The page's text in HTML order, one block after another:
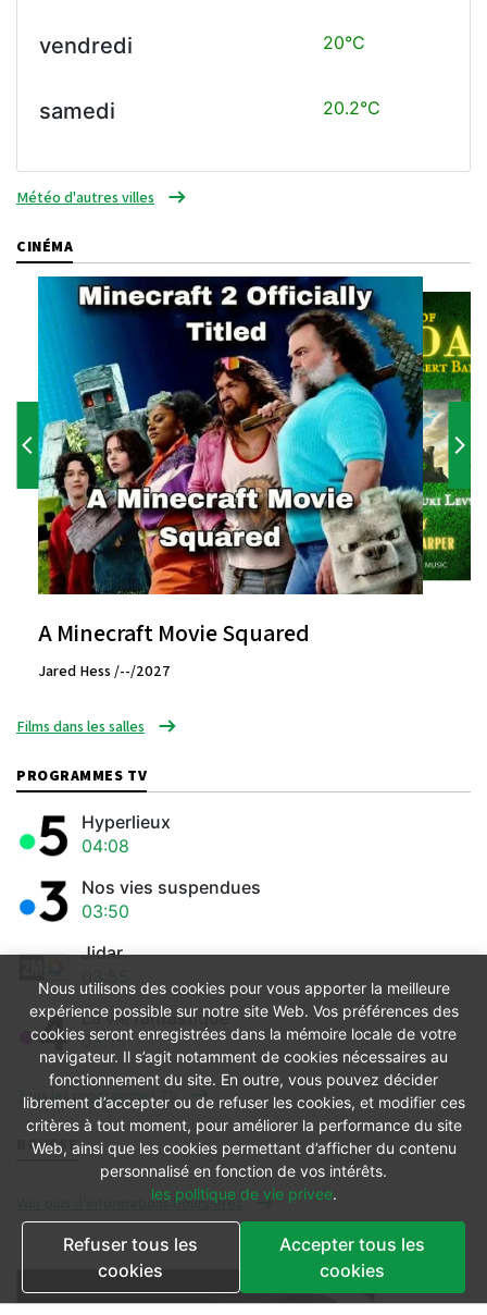
vendredi 20°C
samedi 20.2°C
Météo d'autres villes
CINÉMA
A Minecraft Movie Squared
Jared Hess /--/2027
Films dans les salles
PROGRAMMES TV
Hyperlieux
04:08
Nos vies suspendues
03:50
Jidar
03:55
La vie fantastique
03:15
Tous les programmes TV
BOURSE
Voir plus d’informations boursières
Nous utilisons des cookies pour vous apporter la meilleure
expérience possible sur notre site Web. Vos préférences des
cookies seront enregistrées dans la mémoire locale de votre
navigateur. Il s’agit notamment de cookies nécessaires au
fonctionnement du site. En outre, vous pouvez décider
librement d’accepter ou de refuser les cookies, et modifier ces
critères à tout moment, pour améliorer la performance du site
Web, ainsi que les cookies permettant d’afficher du contenu
personnalisé en fonction de vos intérêts.
les politique de vie privee.
Refuser tous les
cookies
Accepter tous les
cookies